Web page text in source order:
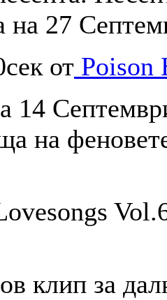
на 27
от Poison
14
на
клип за